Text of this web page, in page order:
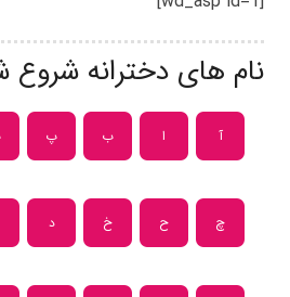
نام های دخترانه شروع
آ ا ب پ
چ ح خ د